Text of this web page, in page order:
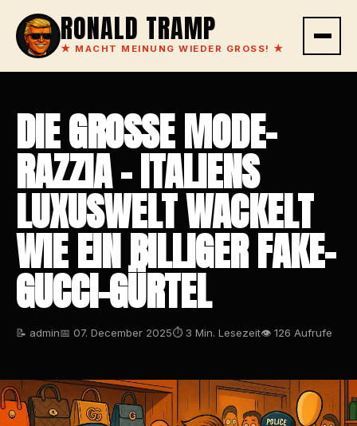
RONALD TRAMP
★ MACHT MEINUNG WIEDER GROSS! ★
DIE GROSSE MODE-R
AZZIA – ITALIENS L
UXUSWELT WACKELT W
IE EIN BILLIGER FAKE-G
UCCI-GÜRTEL
📝 admin📅 07. December 2025⏱ 3 Min. Lesezeit👁 126 Aufrufe